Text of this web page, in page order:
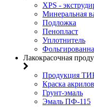
XPS -
Минеральная
Подложка
Пенопласт
Уплотнитель
Лакокрасочная
Продукция
Краска
Грунт-эмаль
Эмаль ПФ-115